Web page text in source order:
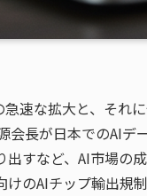
速な拡大と、それ
会長が日本でのAI
すなど、AI市場の
のAIチップ輸出規